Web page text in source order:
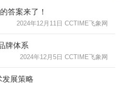
答案来了！
2024年12月11日 CCTIME飞象网
牌体系
2024年12月5日 CCTIME飞象网
发展策略